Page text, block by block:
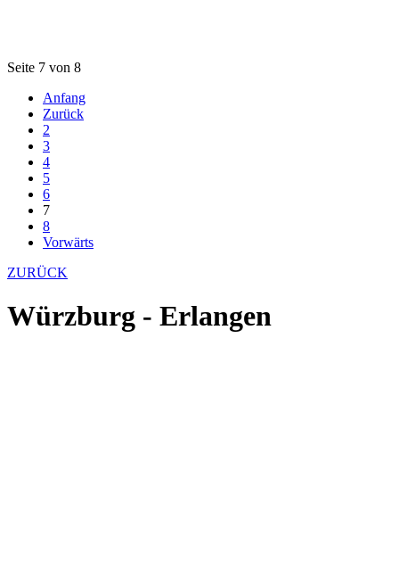
Seite 7 von 8
Anfang
Zurück
2
3
4
5
6
7
8
Vorwärts
ZURÜCK
Würzburg - Erlangen